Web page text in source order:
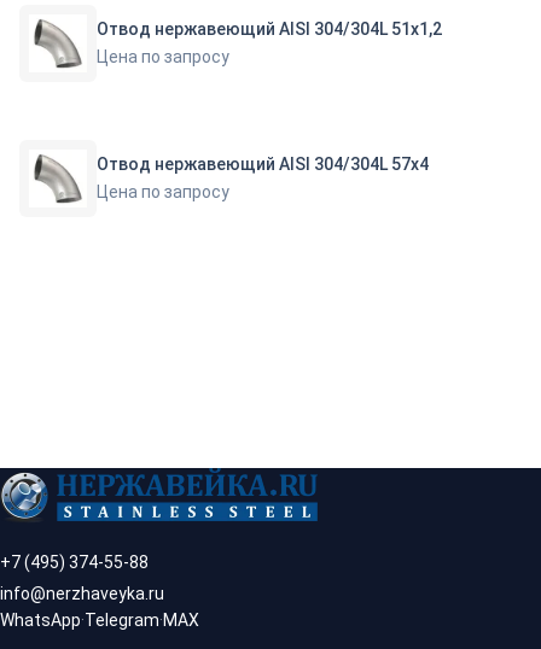
Отвод нержавеющий AISI 304/304L 51х1,2
Цена по запросу
Отвод нержавеющий AISI 304/304L 57х4
Цена по запросу
+7 (495) 374-55-88
info@nerzhaveyka.ru
WhatsApp·Telegram·MAX